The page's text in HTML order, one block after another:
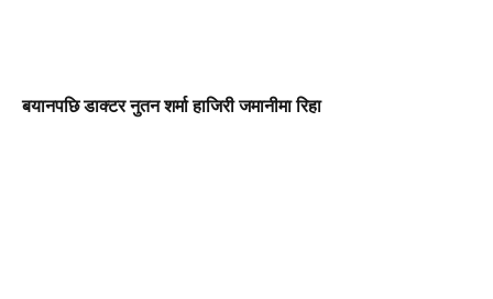
बयानपछि डाक्टर नुतन शर्मा हाजिरी जमानीमा रिहा